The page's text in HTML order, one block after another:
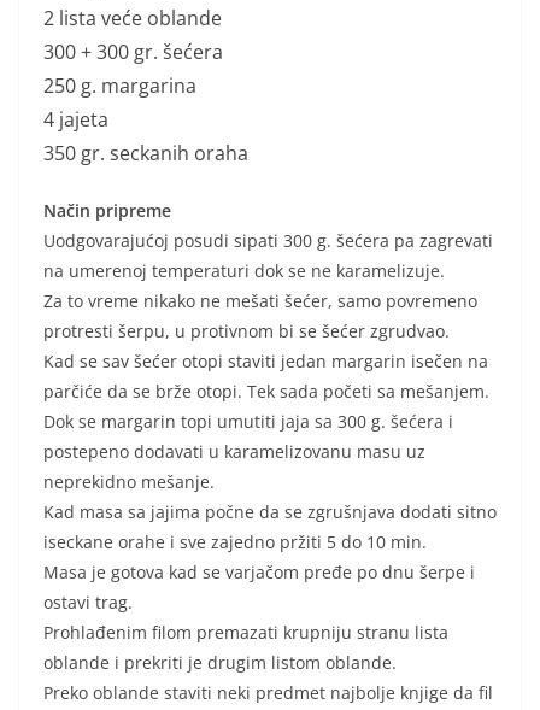
2 lista veće oblande
300 + 300 gr. šećera
250 g. margarina
4 jajeta
350 gr. seckanih oraha
Način pripreme
Uodgovarajućoj posudi sipati 300 g. šećera pa zagrevati
na umerenoj temperaturi dok se ne karamelizuje.
Za to vreme nikako ne mešati šećer, samo povremeno
protresti šerpu, u protivnom bi se šećer zgrudvao.
Kad se sav šećer otopi staviti jedan margarin isečen na
parčiće da se brže otopi. Tek sada početi sa mešanjem.
Dok se margarin topi umutiti jaja sa 300 g. šećera i
postepeno dodavati u karamelizovanu masu uz
neprekidno mešanje.
Kad masa sa jajima počne da se zgrušnjava dodati sitno
iseckane orahe i sve zajedno pržiti 5 do 10 min.
Masa je gotova kad se varjačom pređe po dnu šerpe i
ostavi trag.
Prohlađenim filom premazati krupniju stranu lista
oblande i prekriti je drugim listom oblande.
Preko oblande staviti neki predmet najbolje knjige da fil